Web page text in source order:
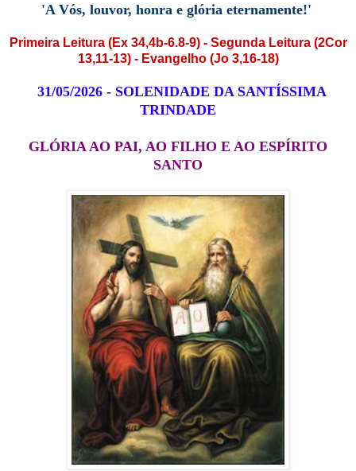
'A Vós, louvor, honra e glória eternamente!'
Primeira Leitura (Ex 34,4b-6.8-9)- Segunda Leitura (2Cor
13,11-13) - Evangelho (Jo 3,16-18)
31/05/2026 - SOLENIDADE DA SANTÍSSIMA
TRINDADE
GLÓRIA AO PAI, AO FILHO E AO ESPÍRITO
SANTO